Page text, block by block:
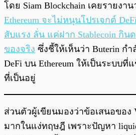
โดย Siam Blockchain เคยรายงาน
Ethereum จะไม่หนุนโปรเจกต์
สับแรง ลั่น แค่ฝาก Stablecoin กิน
ของจริง ซึ่งชี้ให้เห็นว่า Buterin ก
DeFi บน Ethereum ให้เป็นระบบ
ที่เป็นอยู่
ส่วนตัวผู้เขียนมองว่าข้อเสนอของ
มากในแง่ทฤษฎี เพราะปัญหา